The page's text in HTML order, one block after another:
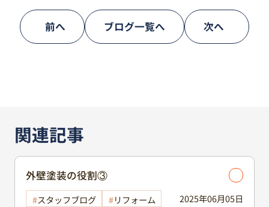
前へ ブログ一覧へ 次へ
関連記事
2025年06月05日
外壁塗装の役割③
スタッフブログ
リフォーム